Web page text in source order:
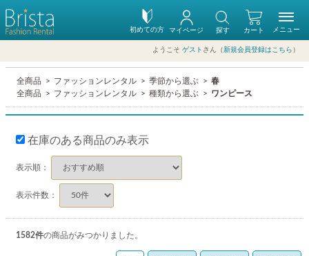
初めての方 カート
マイページ 探す
ようこそ ゲスト さん（新規会員登録はこちら ）
メニュー
全商品 ファッションレンタル 季節から選ぶ
春
全商品
ファッションレンタル 種類から選ぶ ワンピース
在庫のある商品のみ表示
表示順：
表示件数：
1582件の商品がみつかりました。